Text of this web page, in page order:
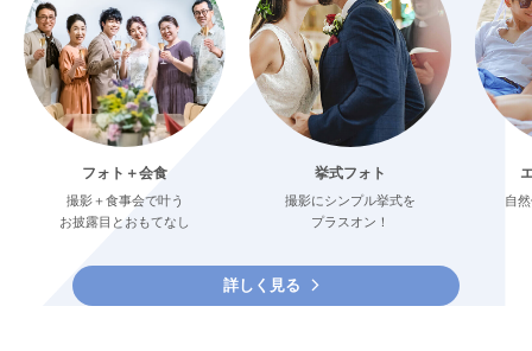
フォト＋会食
撮影＋食事会で叶う
お披露目とおもてなし
挙式フォト
撮影にシンプル挙式を
プラスオン！
自
詳しく見る